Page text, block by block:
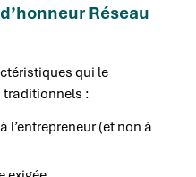
Réseau
qui le
:
l’entrepreneur (et non à